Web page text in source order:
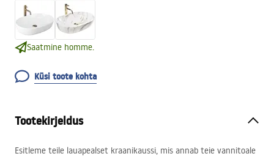
Saatmine homme.
Küsi toote kohta
Tootekirjeldus
Esitleme teile lauapealset kraanikaussi, mis annab teie vannitoale